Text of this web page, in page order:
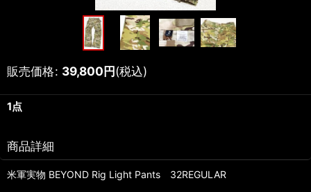
販売価格: 39,800円(税込)
1点
商品詳細
米軍実物 BEYOND Rig Light Pants 32REGULAR